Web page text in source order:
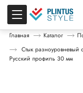
Главная Каталог
Стык разноуровневый
Русский профиль 30 мм